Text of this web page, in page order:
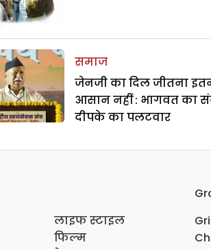
समाज
जेनजी का दिल जीतना
आसान नहीं : भागवत का
दीपके का पलटवार
लाइफ स्टाइल
फिल्म